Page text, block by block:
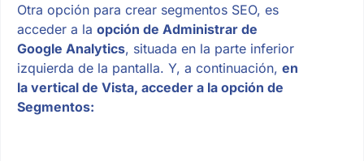
Otra opción para crear segmentos SEO, es
acceder a la opción de Administrar de
Google Analytics, situada en la parte inferior
izquierda de la pantalla. Y, a continuación, en
la vertical de Vista, acceder a la opción de
Segmentos: